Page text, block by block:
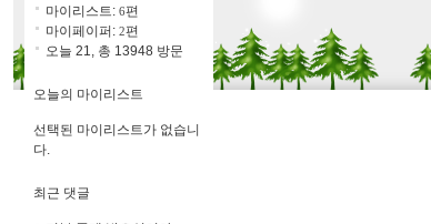
마이리스트: 6편
마이페이퍼: 2편
오늘 21, 총 13948 방문
오늘의 마이리스트
선택된 마이리스트가 없습니
다.
최근 댓글